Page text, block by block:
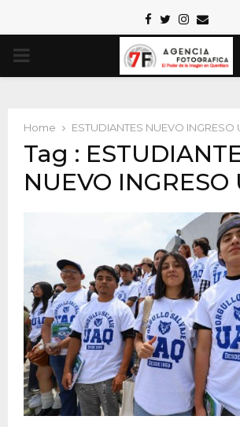
Facebook
TwitterInstagram
Email
PRIMARY
Home ESTUDIANTES NUEVO INGRESO
Tag :
NUEVO INGRESO